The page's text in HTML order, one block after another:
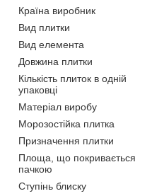
Країна виробник
Вид плитки
Вид елемента
Довжина плитки
Кількість плиток в одній
упаковці
Матеріал виробу
Морозостійка плитка
Призначення плитки
Площа, що покривається
пачкою
Ступінь блиску